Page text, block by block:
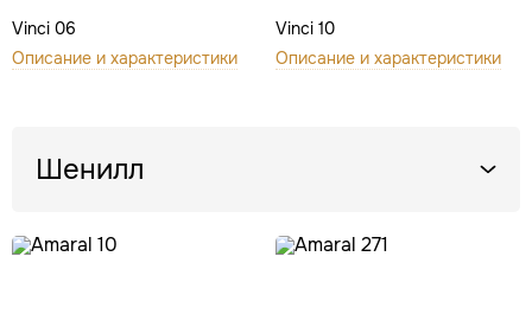
Vinci 06
Описание и характеристики
Vinci 10
Описание и характеристики
Шенилл